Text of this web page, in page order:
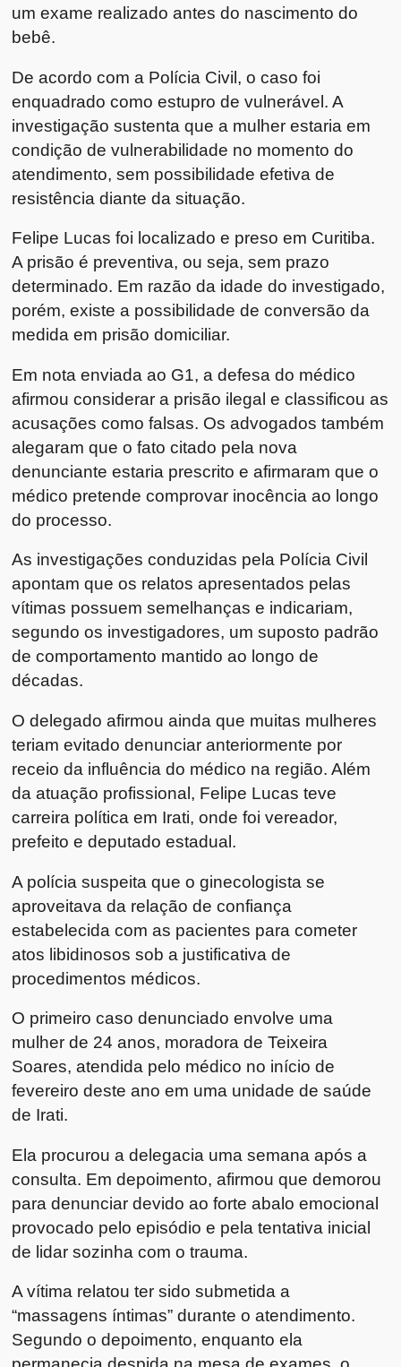
um exame realizado antes do nascimento do
bebê.
De acordo com a Polícia Civil, o caso foi
enquadrado como estupro de vulnerável. A
investigação sustenta que a mulher estaria em
condição de vulnerabilidade no momento do
atendimento, sem possibilidade efetiva de
resistência diante da situação.
Felipe Lucas foi localizado e preso em Curitiba.
A prisão é preventiva, ou seja, sem prazo
determinado. Em razão da idade do investigado,
porém, existe a possibilidade de conversão da
medida em prisão domiciliar.
Em nota enviada ao G1, a defesa do médico
afirmou considerar a prisão ilegal e classificou as
acusações como falsas. Os advogados também
alegaram que o fato citado pela nova
denunciante estaria prescrito e afirmaram que o
médico pretende comprovar inocência ao longo
do processo.
As investigações conduzidas pela Polícia Civil
apontam que os relatos apresentados pelas
vítimas possuem semelhanças e indicariam,
segundo os investigadores, um suposto padrão
de comportamento mantido ao longo de
décadas.
O delegado afirmou ainda que muitas mulheres
teriam evitado denunciar anteriormente por
receio da influência do médico na região. Além
da atuação profissional, Felipe Lucas teve
carreira política em Irati, onde foi vereador,
prefeito e deputado estadual.
A polícia suspeita que o ginecologista se
aproveitava da relação de confiança
estabelecida com as pacientes para cometer
atos libidinosos sob a justificativa de
procedimentos médicos.
O primeiro caso denunciado envolve uma
mulher de 24 anos, moradora de Teixeira
Soares, atendida pelo médico no início de
fevereiro deste ano em uma unidade de saúde
de Irati.
Ela procurou a delegacia uma semana após a
consulta. Em depoimento, afirmou que demorou
para denunciar devido ao forte abalo emocional
provocado pelo episódio e pela tentativa inicial
de lidar sozinha com o trauma.
A vítima relatou ter sido submetida a
“massagens íntimas” durante o atendimento.
Segundo o depoimento, enquanto ela